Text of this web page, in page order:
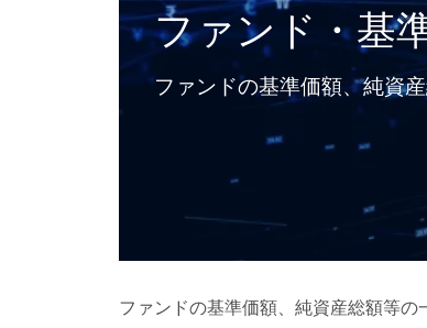
ファンド・基
ファンドの基準価額、純資
ファンドの基準価額、純資産総額等の